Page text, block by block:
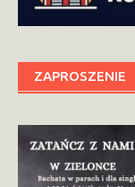
ZAPROSZENIE